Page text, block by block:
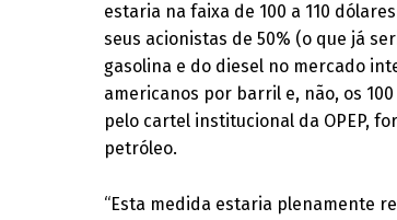
estaria na faixa de 100 a 110
seus acionistas de 50% (o que já
gasolina e do diesel no mercado
americanos por barril e, não, os
pelo cartel institucional da OPEP,
petróleo.
“Esta medida estaria plenamente